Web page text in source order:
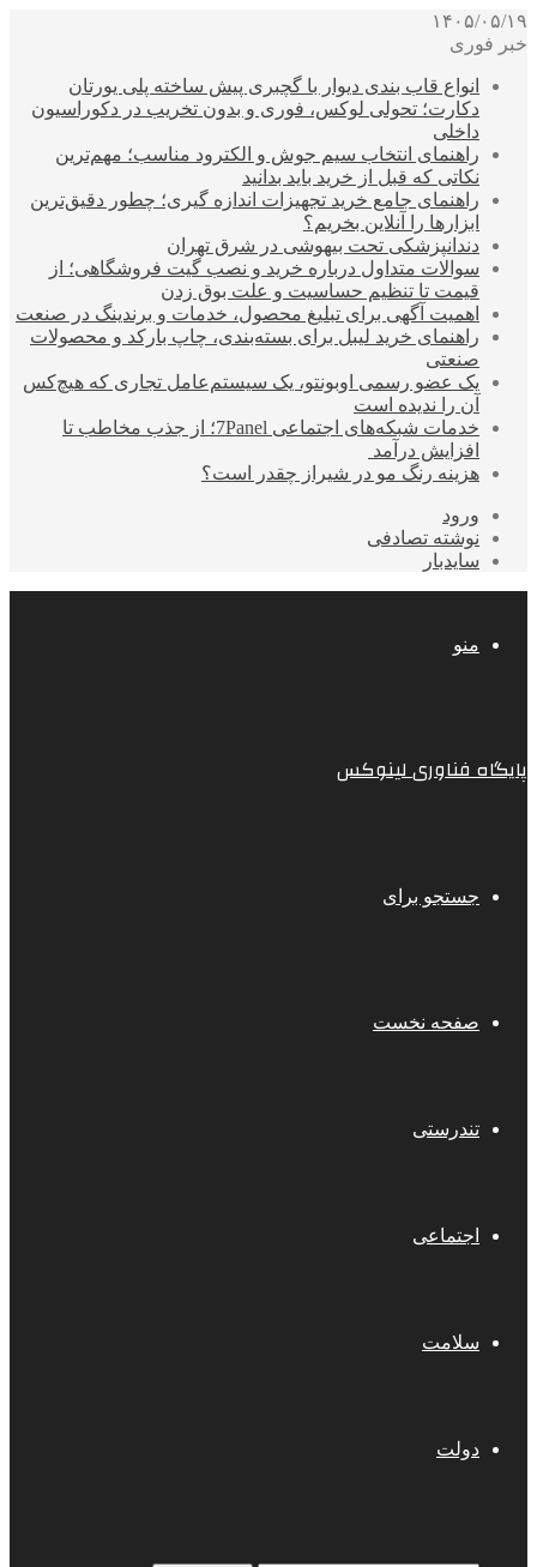
۱۴۰۵/۰۵/۱۹
خبر فوری
انواع قاب بندی دیوار با گچبری پیش ساخته پلی یورتان
دکارت؛ تحولی لوکس، فوری و بدون تخریب در دکوراسیون
داخلی
راهنمای انتخاب سیم جوش و الکترود مناسب؛ مهم‌ترین
نکاتی که قبل از خرید باید بدانید
راهنمای جامع خرید تجهیزات اندازه گیری؛ چطور دقیق‌ترین
ابزارها را آنلاین بخریم؟
دندانپزشکی تحت بیهوشی در شرق تهران
سوالات متداول درباره خرید و نصب گیت فروشگاهی؛ از
قیمت تا تنظیم حساسیت و علت بوق زدن
اهمیت آگهی برای تبلیغ محصول، خدمات و برندینگ در صنعت
راهنمای خرید لیبل برای بسته‌بندی، چاپ بارکد و محصولات
صنعتی
یک عضو رسمی اوبونتو، یک سیستم‌عامل تجاری که هیچ‌کس
آن را ندیده است
خدمات شبکه‌های اجتماعی 7Panel؛ از جذب مخاطب تا
افزایش درآمد
هزینه رنگ مو در شیراز چقدر است؟
ورود
نوشته تصادفی
سایدبار
منو
پایگاه فناوری لینوکس
جستجو برای
صفحه نخست
تندرستی
اجتماعی
سلامت
دولت